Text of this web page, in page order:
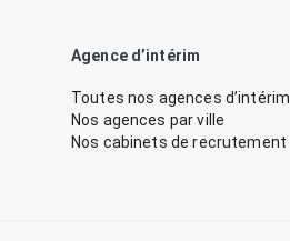
Agence d’intérim
Toutes nos agences d’intérim
Nos agences par ville
Nos cabinets de recrutement